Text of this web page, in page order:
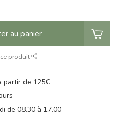
au panier
produit
partir de 125€
de 08.30 à 17.00